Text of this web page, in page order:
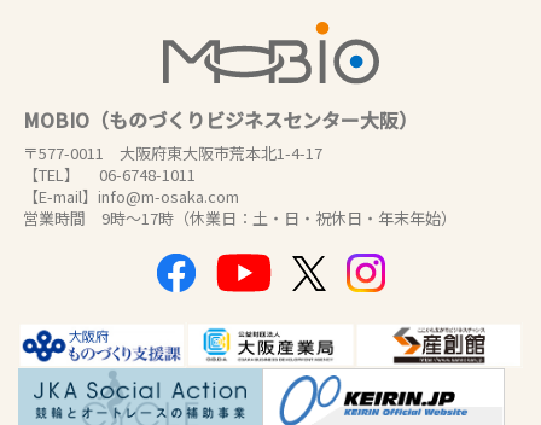
MOBIO（ものづくりビジネスセンター大阪）
〒577-0011 大阪府東大阪市荒本北1-4-17
【TEL】 06-6748-1011
【E-mail】info@m-osaka.com
営業時間 9時～17時（休業日：土・日・祝休日・年末年始）